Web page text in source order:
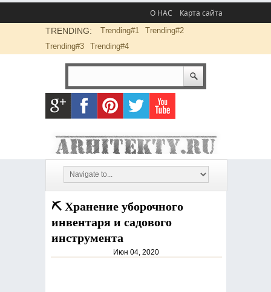
О НАС Карта сайта
TRENDING: Trending#1
Trending#2
Trending#3
Trending#4
⛏️ Хранение уборочного
инвентаря и садового
инструмента
Июн 04, 2020